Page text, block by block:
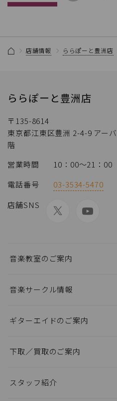
店舗情報 ららぽーと豊洲店
ららぽーと豊洲店
〒135-8614
東京都江東区豊洲 2-4-9 アー
階
営業時間
10：00～21：00
電話番号
03-3534-5470
店舗SNS
音楽教室のご案内
音楽サークル情報
ギターエイドのご案内
下取／買取のご案内
スタッフ紹介